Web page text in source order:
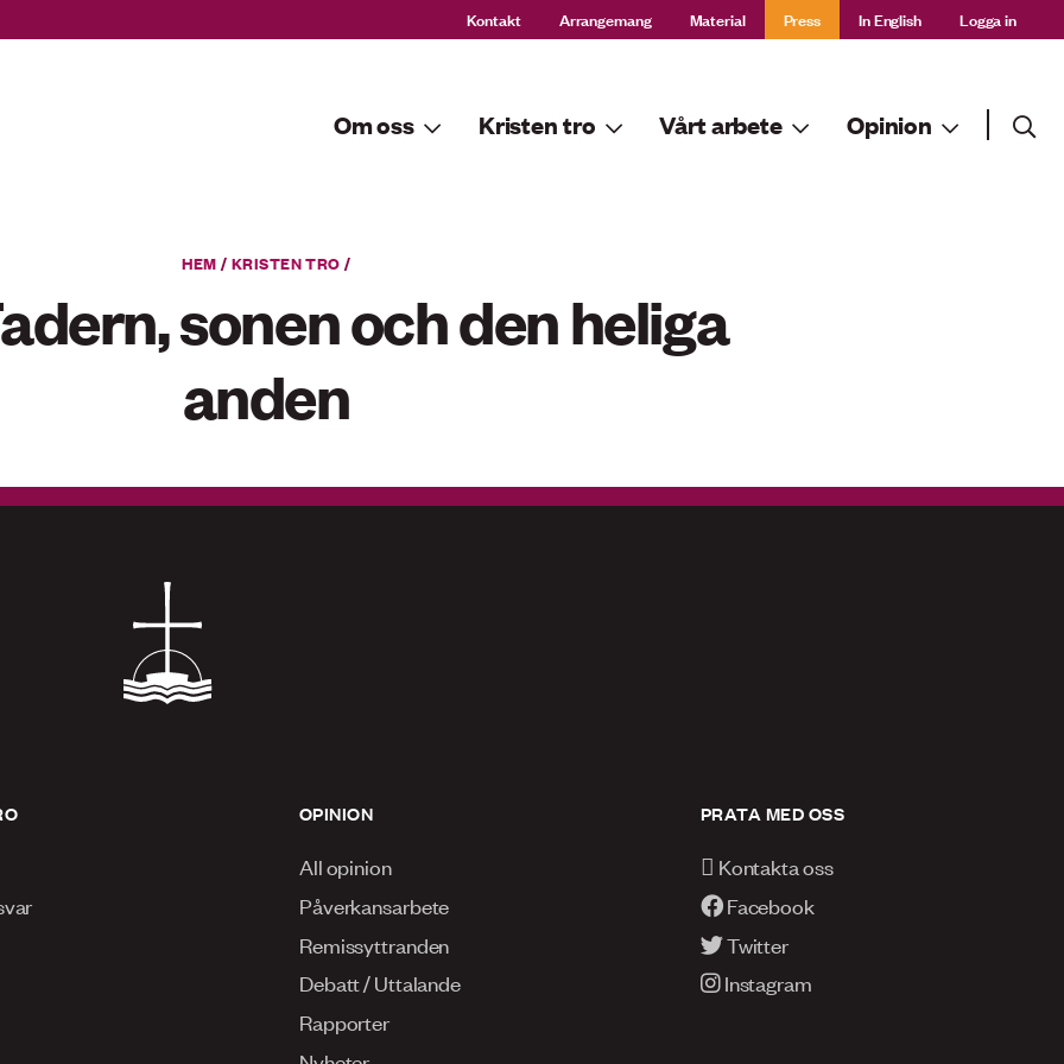
Kontakt Arrangemang Material Press In English Logga in
Om oss Kristen tro Vårt arbete Opinion Sök
HEM /KRISTEN TRO /
sonen och den heliga
anden
OPINION
All opinion
Påverkansarbete
Remissyttranden
Debatt / Uttalande
Rapporter
PRATA MED OSS
Kontakta oss
Facebook
Twitter
Instagram